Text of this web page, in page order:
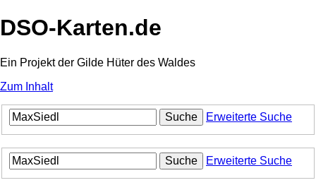
DSO-Karten.de
Ein Projekt der Gilde Hüter des Waldes
Zum Inhalt
Suche Erweiterte Suche
Suche Erweiterte Suche